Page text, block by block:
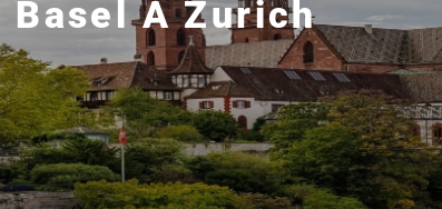
Basel A Zurich